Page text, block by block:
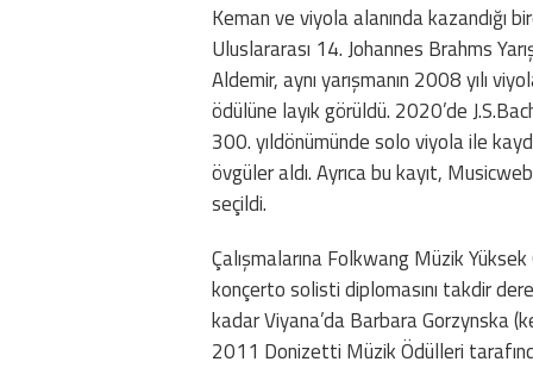
Keman ve viyola alanında kazandığı
Uluslararası 14. Johannes Brahms
Aldemir, aynı yarışmanın 2008 yılı
ödülüne layık görüldü. 2020’de
300. yıldönümünde solo viyola ile
övgüler aldı. Ayrıca bu kayıt,
seçildi.
Çalışmalarına Folkwang Müzik
konçerto solisti diplomasını takdir
kadar Viyana’da Barbara Gorzynska
2011 Donizetti Müzik Ödülleri